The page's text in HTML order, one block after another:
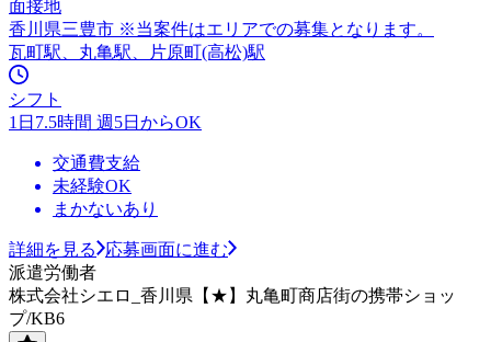
面接地
香川県三豊市 ※当案件はエリアでの募集となります。
瓦町駅、丸亀駅、片原町(高松)駅
シフト
1日7.5時間 週5日からOK
交通費支給
未経験OK
まかないあり
詳細を見る
応募画面に進む
派遣労働者
株式会社シエロ_香川県【★】丸亀町商店街の携帯ショッ
プ/KB6